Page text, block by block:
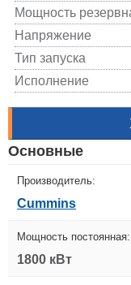
Мощность
Напряжение
Тип запуска
Исполнение
Основные
Производитель:
Cummins
Мощность постоянная:
1800 кВт